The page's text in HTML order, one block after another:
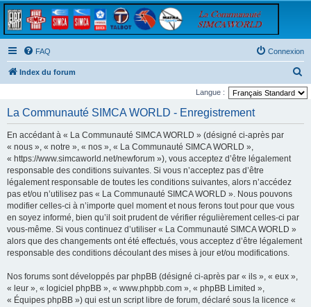
FAQ Connexion
Index du forum
e
Langue :
La Communauté SIMCA WORLD - Enregistrement
En accédant à « La Communauté SIMCA WORLD » (désigné ci-après par
« nous », « notre », « nos », « La Communauté SIMCA WORLD »,
« https://www.simcaworld.net/newforum »), vous acceptez d’être légalement
responsable des conditions suivantes. Si vous n’acceptez pas d’être
légalement responsable de toutes les conditions suivantes, alors n’accédez
pas et/ou n’utilisez pas « La Communauté SIMCA WORLD ». Nous pouvons
modifier celles-ci à n’importe quel moment et nous ferons tout pour que vous
en soyez informé, bien qu’il soit prudent de vérifier régulièrement celles-ci par
vous-même. Si vous continuez d’utiliser « La Communauté SIMCA WORLD »
alors que des changements ont été effectués, vous acceptez d’être légalement
responsable des conditions découlant des mises à jour et/ou modifications.
Nos forums sont développés par phpBB (désigné ci-après par « ils », « eux »,
« leur », « logiciel phpBB », « www.phpbb.com », « phpBB Limited »,
« Équipes phpBB ») qui est un script libre de forum, déclaré sous la licence «